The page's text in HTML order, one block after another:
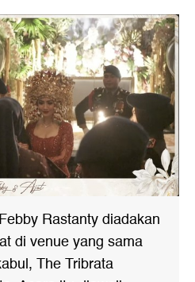
Rastanty diadakan
di venue yang sama
The Tribrata